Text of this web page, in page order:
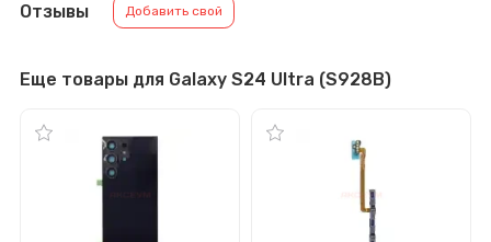
Отзывы Добавить свой
Еще товары для Galaxy S24 Ultra (S928B)